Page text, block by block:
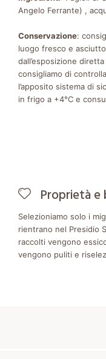
Angelo Ferrante) ,
Conservazione:
luogo fresco e
dall’esposizione
consigliamo di
l’apposito sistema di
in frigo a +4°C e
Proprietà e
Selezioniamo solo i
rientrano nel Presidio
raccolti vengono
vengono puliti e